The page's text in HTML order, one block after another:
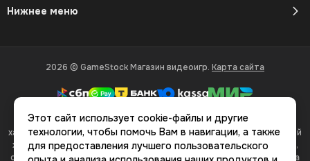
Нижнее меню
2026 © GameStock Магазин видеоигр. Карта сайта
Вся представленная на сайте информация, касающаяся
характеристик, стоимости товаров и услуг, носит информационный
характер и ни при каких условиях не является публичной офертой,
определяемой положениями Статьи 437(2) Гражданского кодекса
Этот сайт использует cookie-файлы и другие
технологии, чтобы помочь Вам в навигации, а также
для предоставления лучшего пользовательского